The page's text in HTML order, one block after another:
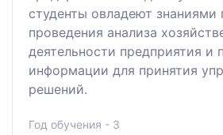
студенты овладеют знаниями
проведения анализа
деятельности предприятия и
информации для принятия
решений.
Год обучения - 3